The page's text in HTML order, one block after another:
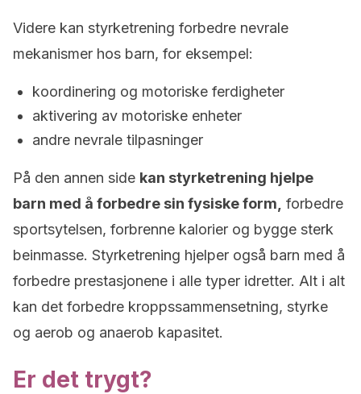
Videre kan styrketrening forbedre nevrale
mekanismer hos barn, for eksempel:
koordinering og motoriske ferdigheter
aktivering av motoriske enheter
andre nevrale tilpasninger
På den annen side kan styrketrening hjelpe
barn med å forbedre sin fysiske form, forbedre
sportsytelsen, forbrenne kalorier og bygge sterk
beinmasse. Styrketrening hjelper også barn med å
forbedre prestasjonene i alle typer idretter. Alt i alt
kan det forbedre kroppssammensetning, styrke
og aerob og anaerob kapasitet.
Er det trygt?